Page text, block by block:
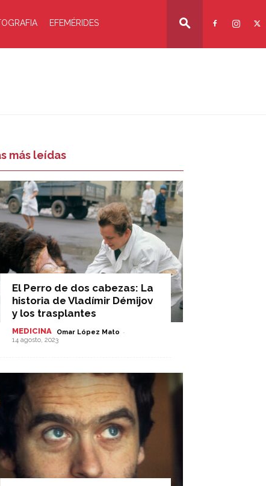
EFEMÉRIDES
más leídas
El Perro de dos cabezas: La
historia de Vladímir Démijov
y los trasplantes
MEDICINA Omar López Mato -
14 agosto, 2023